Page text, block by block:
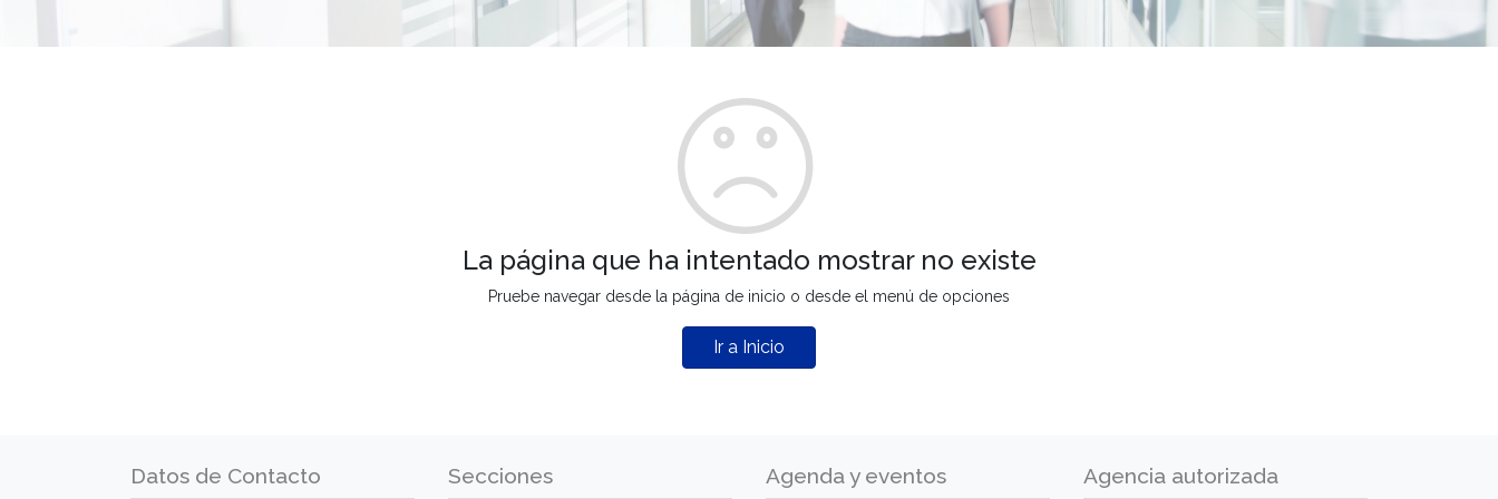
La página que ha intentado mostrar no existe
Pruebe navegar desde la página de inicio o desde el menú de opciones
Ir a Inicio
Datos de Contacto Secciones Agenda y eventos Agencia autorizada